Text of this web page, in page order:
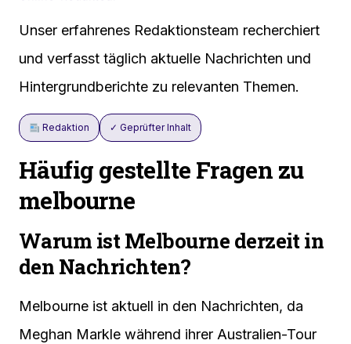
Unser erfahrenes Redaktionsteam recherchiert
und verfasst täglich aktuelle Nachrichten und
Hintergrundberichte zu relevanten Themen.
Redaktion ✓ Geprüfter Inhalt
Häufig gestellte Fragen zu
melbourne
Warum ist Melbourne derzeit in
den Nachrichten?
Melbourne ist aktuell in den Nachrichten, da
Meghan Markle während ihrer Australien-Tour